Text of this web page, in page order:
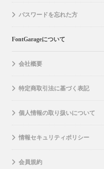
パスワードを忘れた方
FontGarageについて
会社概要
特定商取引法に基づく表記
個人情報の取り扱いについて
情報セキュリティポリシー
会員規約